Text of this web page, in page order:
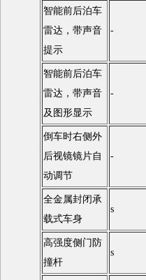
智能前后泊车
雷达，带声音
提示
-
智能前后泊车
雷达，带声音
及图形显示
-
倒车时右侧外
后视镜镜片自
动调节
-
全金属封闭承
载式车身
s
高强度侧门防
撞杆
s